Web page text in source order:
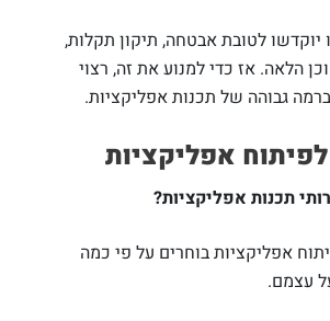
יוקדשו לטובת אבטחה, תיקון תקלות,
הלאה. אז כדי למנוע את זה, רצוי
גבוהה של תכנות אפליקציות.
אפליקציות
תכנות אפליקציות?
אפליקציות בוחרים על פי כמה
עצמם.